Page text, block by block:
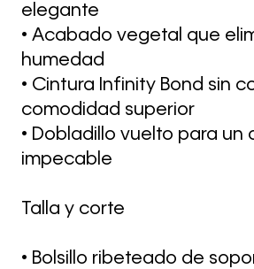
elegante
• Acabado vegetal que
humedad
• Cintura Infinity Bond sin
comodidad superior
• Dobladillo vuelto para un
impecable
Talla y corte
• Bolsillo ribeteado de